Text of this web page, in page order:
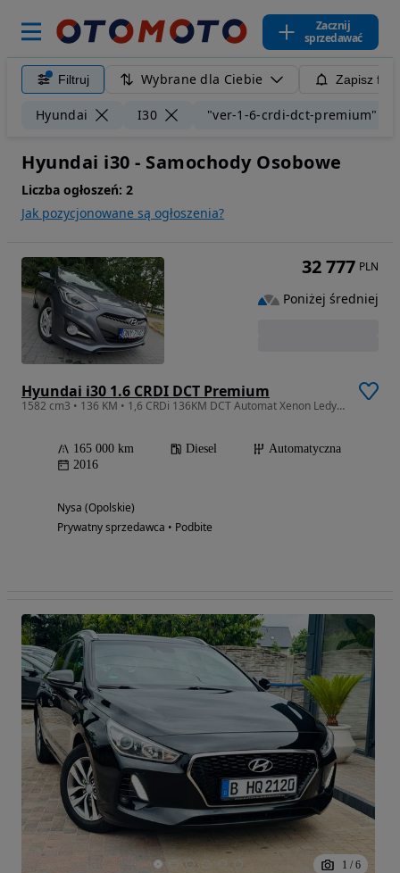
Zacznij
sprzedawać
Filtruj Wybrane dla Ciebie Zapisz
Hyundai I30 "ver-1-6-crdi-dct-premium"
Hyundai i30 - Samochody Osobowe
Liczba ogłoszeń: 2
Jak pozycjonowane są ogłoszenia?
Hyundai i30 1.6 CRDI DCT Premium
1582 cm3 • 136 KM • 1,6 CRDi 136KM DCT Automat Xenon Ledy Oryginał ful Serwis
165 000 km Diesel
Automatyczna
2016
Nysa (Opolskie)
Prywatny sprzedawca • Podbite
32 777 PLN
Poniżej średniej
1 / 6